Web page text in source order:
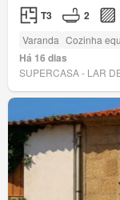
T3 2
Varanda Cozinha
Há 16 dias
SUPERCASA - LAR